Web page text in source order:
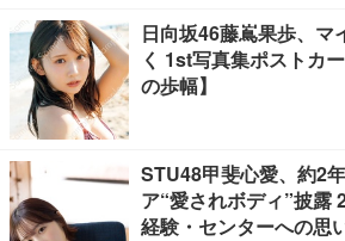
日向坂46藤嶌果歩、マ
く 1st写真集ポストカ
の歩幅】
STU48甲斐心愛、約2
ア“愛されボディ”披露
経験・センターへの思